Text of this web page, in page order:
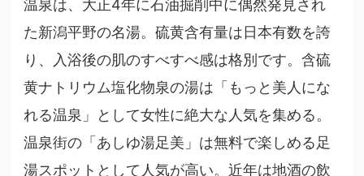
温泉は、大正4年に石油掘削中に偶然発見され
た新潟平野の名湯。硫黄含有量は日本有数を誇
り、入浴後の肌のすべすべ感は格別です。含硫
黄ナトリウム塩化物泉の湯は「もっと美人にな
れる温泉」として女性に絶大な人気を集める。
温泉街の「あしゆ湯足美」は無料で楽しめる足
湯スポットとして人気が高い。近年は地酒の飲